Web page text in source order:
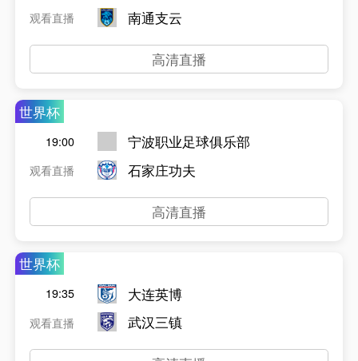
观看直播
南通支云
高清直播
世界杯
19:00
观看直播
宁波职业足球俱乐部
石家庄功夫
高清直播
世界杯
19:35
观看直播
大连英博
武汉三镇